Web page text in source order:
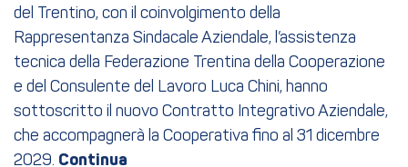
del Trentino, con il coinvolgimento della
Rappresentanza Sindacale Aziendale, l’assistenza
tecnica della Federazione Trentina della Cooperazione
e del Consulente del Lavoro Luca Chini, hanno
sottoscritto il nuovo Contratto Integrativo Aziendale,
che accompagnerà la Cooperativa fino al 31 dicembre
2029.